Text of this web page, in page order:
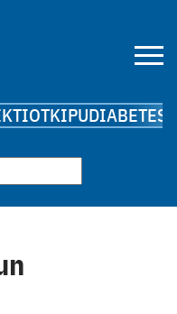
KIPUDIABETES